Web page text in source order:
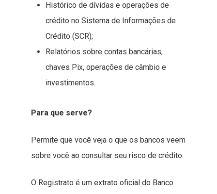
Histórico de dívidas e operações de
crédito no Sistema de Informações de
Crédito (SCR);
Relatórios sobre contas bancárias,
chaves Pix, operações de câmbio e
investimentos.
Para que serve?
Permite que você veja o que os bancos veem
sobre você ao consultar seu risco de crédito.
O Registrato é um extrato oficial do Banco